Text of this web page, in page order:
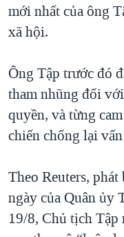
NGƯ DÂN VIỆT VÀ
BÊN KIA QUỐC LỘ:
QUAN HỆ VIỆT MỸ
mới nhất của ông
xã hội.
Ông Tập trước đó
tham nhũng đối
quyền, và từng
chiến chống lại
Theo Reuters,
ngày của Quân ủy
19/8, Chủ tịch Tập